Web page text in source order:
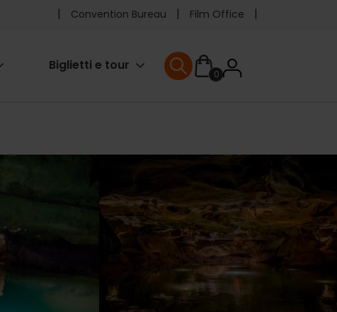
Pre
header
Convention Bureau Film Office
Biglietti e tour
0User
User menu